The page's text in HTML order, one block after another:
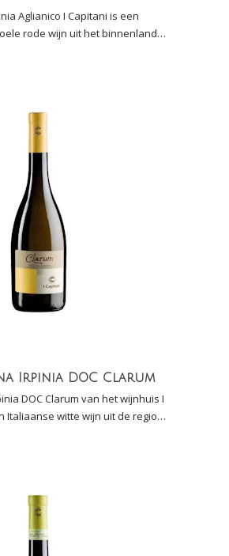
Aglianico I Capitani is een
rode wijn uit het binnenland
8,5 in Grote Hamerma 2016
Irpinia DOC Clarum
DOC Clarum van het wijnhuis I
Italiaanse witte wijn uit de regio
achterland van Napels